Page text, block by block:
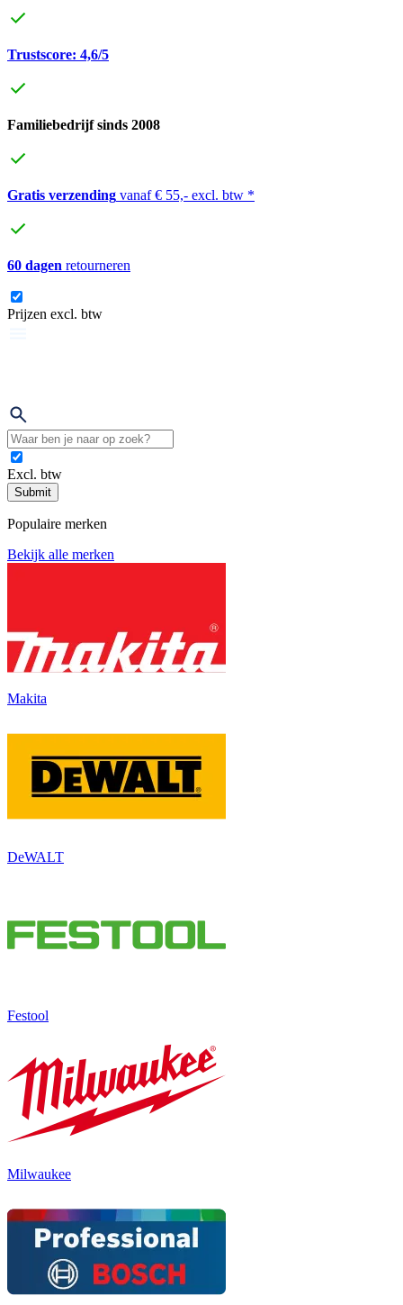
Trustscore: 4,6/5
Familiebedrijf sinds 2008
Gratis verzending vanaf € 55,- excl. btw *
60 dagen retourneren
Prijzen excl. btw
Excl. btw
Submit
Populaire merken
Bekijk alle merken
Makita
DeWALT
Festool
Milwaukee